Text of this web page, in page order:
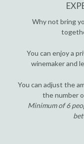
Why not bring
You can enjoy a
winemaker and
You can adjust the
the number
Minimum of 6